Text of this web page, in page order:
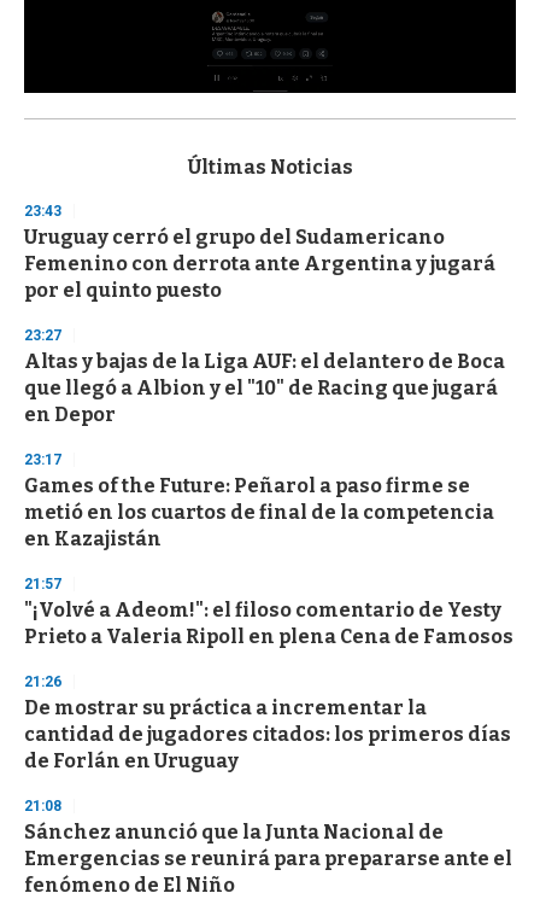
s
d
s
o
f
3
s
e
c
o
n
Últimas Noticias
23:43
Uruguay cerró el grupo del Sudamericano
Femenino con derrota ante Argentina y jugará
por el quinto puesto
23:27
Altas y bajas de la Liga AUF: el delantero de Boca
que llegó a Albion y el "10" de Racing que jugará
en Depor
23:17
Games of the Future: Peñarol a paso firme se
metió en los cuartos de final de la competencia
en Kazajistán
21:57
"¡Volvé a Adeom!": el filoso comentario de Yesty
Prieto a Valeria Ripoll en plena Cena de Famosos
21:26
De mostrar su práctica a incrementar la
cantidad de jugadores citados: los primeros días
de Forlán en Uruguay
21:08
Sánchez anunció que la Junta Nacional de
Emergencias se reunirá para prepararse ante el
fenómeno de El Niño